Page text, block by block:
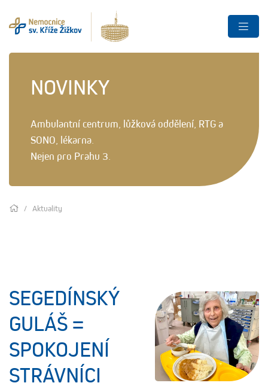
NOVINKY
Ambulantní centrum, lůžková oddělení, RTG a
SONO, lékarna.
Nejen pro Prahu 3.
Aktuality
SEGEDÍNSKÝ
GULÁŠ =
SPOKOJENÍ
STRÁVNÍCI